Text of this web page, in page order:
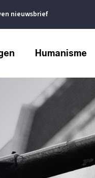
nieuwsbrief
Humanisme